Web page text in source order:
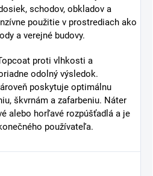
schodov, obkladov a
použitie v prostrediach ako
a verejné budovy.
proti vlhkosti a
odolný výsledok.
poskytuje optimálnu
škvrnám a zafarbeniu. Náter
alebo horľavé rozpúšťadlá a je
používateľa.